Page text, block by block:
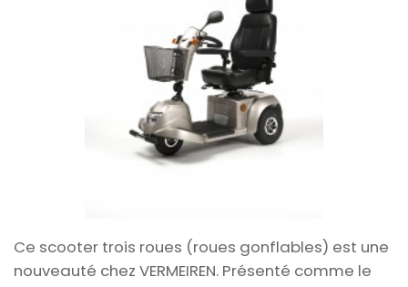
Ce scooter trois roues (roues gonflables) est une
nouveauté chez VERMEIREN. Présenté comme le